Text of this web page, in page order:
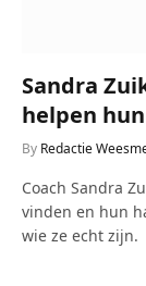
Sandra
helpen
By Redactie
Coach Sandra
vinden en hun
wie ze echt zijn.